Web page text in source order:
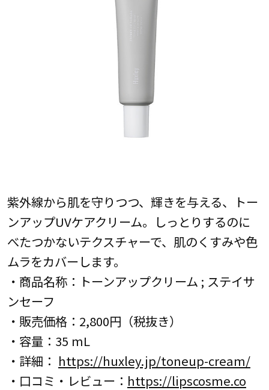
紫外線から肌を守りつつ、輝きを与える、トー
ンアップUVケアクリーム。しっとりするのに
べたつかないテクスチャーで、肌のくすみや色
ムラをカバーします。
・商品名称：トーンアップクリーム ; ステイサ
ンセーフ
・販売価格：2,800円（税抜き）
・容量：35 mL
・詳細： https://huxley.jp/toneup-cream/
・口コミ・レビュー： https://lipscosme.co